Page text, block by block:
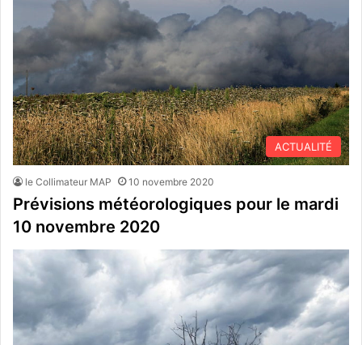
ACTUALITÉ
le Collimateur MAP 10 novembre 2020
Prévisions météorologiques pour le mardi
10 novembre 2020